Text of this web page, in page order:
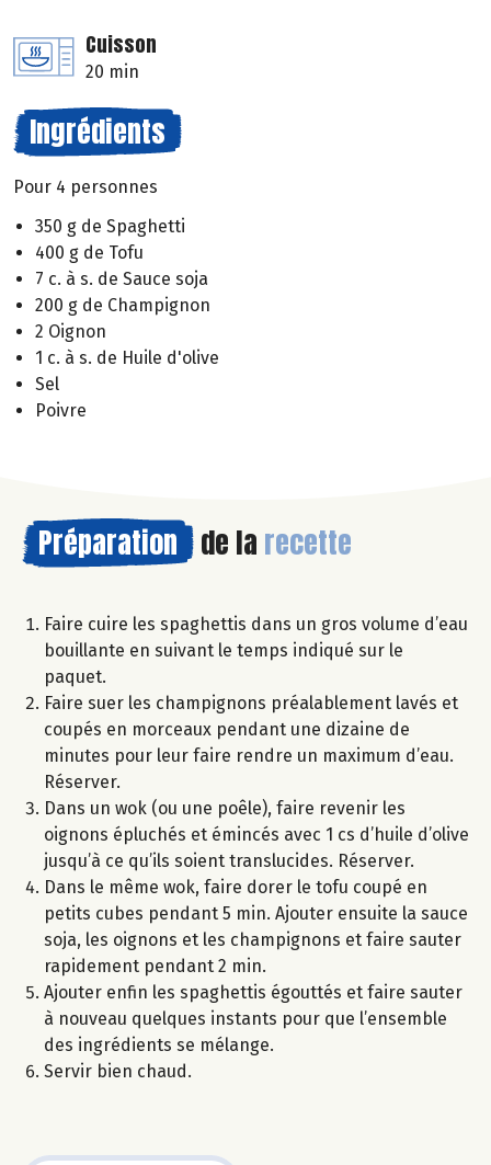
Cuisson
20 min
Ingrédients
Pour 4 personnes
350 g de Spaghetti
400 g de Tofu
7 c. à s. de Sauce soja
200 g de Champignon
2 Oignon
1 c. à s. de Huile d'olive
Sel
Poivre
Préparation de la recette
Faire cuire les spaghettis dans un gros volume d’eau
bouillante en suivant le temps indiqué sur le
paquet.
Faire suer les champignons préalablement lavés et
coupés en morceaux pendant une dizaine de
minutes pour leur faire rendre un maximum d’eau.
Réserver.
Dans un wok (ou une poêle), faire revenir les
oignons épluchés et émincés avec 1 cs d’huile d’olive
jusqu’à ce qu’ils soient translucides. Réserver.
Dans le même wok, faire dorer le tofu coupé en
petits cubes pendant 5 min. Ajouter ensuite la sauce
soja, les oignons et les champignons et faire sauter
rapidement pendant 2 min.
Ajouter enfin les spaghettis égouttés et faire sauter
à nouveau quelques instants pour que l’ensemble
des ingrédients se mélange.
Servir bien chaud.